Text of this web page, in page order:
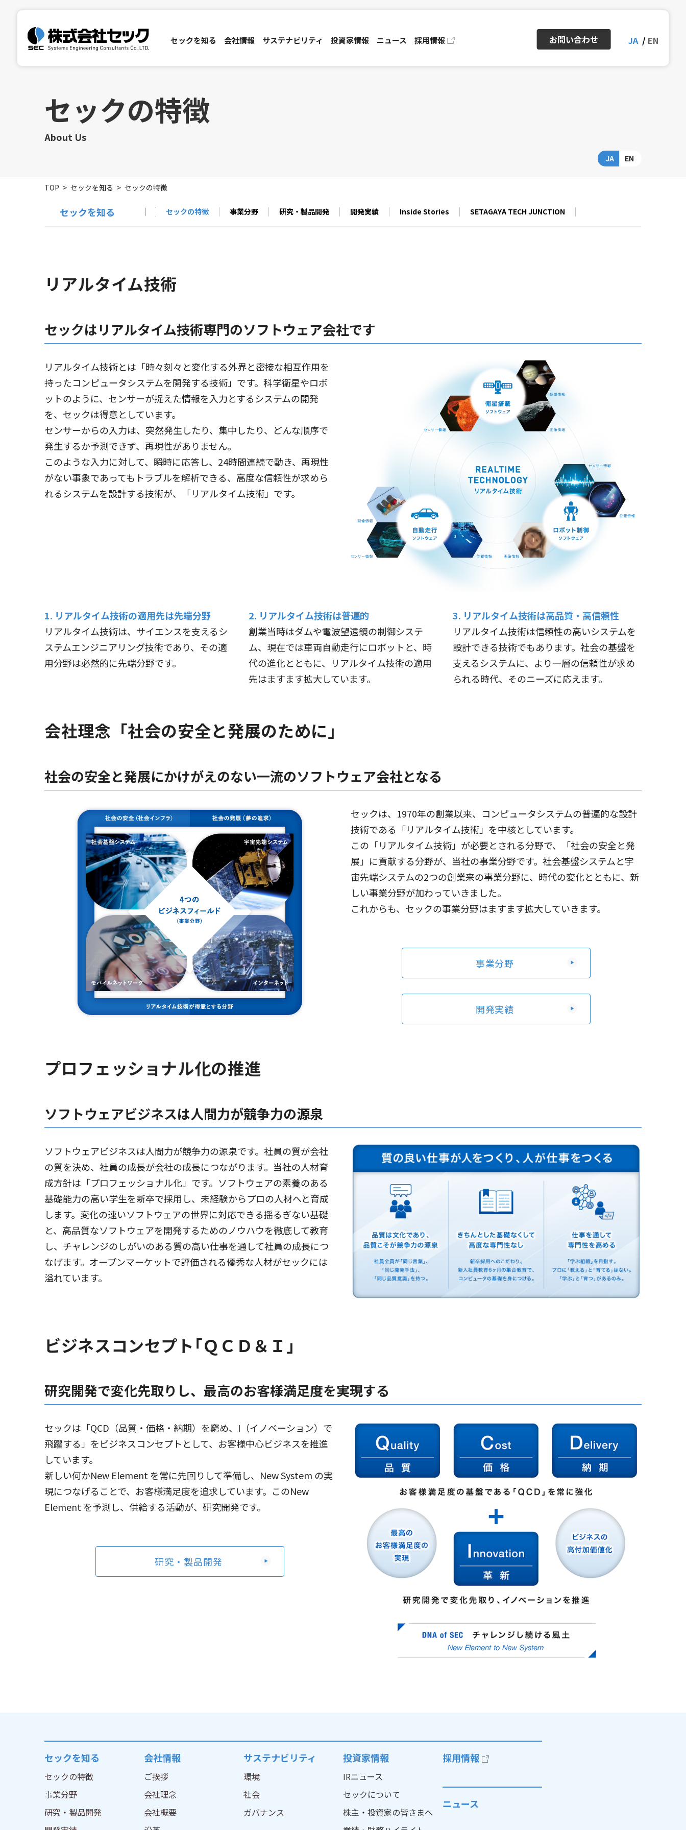
セックの特徴
About Us
JA EN
TOP セックを知る セックの特徴
セックを知る セックの特徴 事業分野 研究・製品開発 開発実績 Inside Stories SETAGAYA TECH JUNCTION
リアルタイム技術
セックはリアルタイム技術専門のソフトウェア会社です
リアルタイム技術とは「時々刻々と変化する外界と密接な相互作用を
持ったコンピュータシステムを開発する技術」です。科学衛星やロボ
ットのように、センサーが捉えた情報を入力とするシステムの開発
を、セックは得意としています。
センサーからの入力は、突然発生したり、集中したり、どんな順序で
発生するか予測できず、再現性がありません。
このような入力に対して、瞬時に応答し、24時間連続で動き、再現性
がない事象であってもトラブルを解析できる、高度な信頼性が求めら
れるシステムを設計する技術が、「リアルタイム技術」です。
1. リアルタイム技術の適用先は先端分野
リアルタイム技術は、サイエンスを支えるシ
ステムエンジニアリング技術であり、その適
用分野は必然的に先端分野です。
2. リアルタイム技術は普遍的
創業当時はダムや電波望遠鏡の制御システ
ム、現在では車両自動走行にロボットと、時
代の進化とともに、リアルタイム技術の適用
先はますます拡大しています。
3. リアルタイム技術は高品質・高信頼性
リアルタイム技術は信頼性の高いシステムを
設計できる技術でもあります。社会の基盤を
支えるシステムに、より一層の信頼性が求め
られる時代、そのニーズに応えます。
会社理念「社会の安全と発展のために」
社会の安全と発展にかけがえのない一流のソフトウェア会社となる
セックは、1970年の創業以来、コンピュータシステムの普遍的な設計
技術である「リアルタイム技術」を中核としています。
この「リアルタイム技術」が必要とされる分野で、「社会の安全と発
展」に貢献する分野が、当社の事業分野です。社会基盤システムと宇
宙先端システムの2つの創業来の事業分野に、時代の変化とともに、新
しい事業分野が加わっていきました。
これからも、セックの事業分野はますます拡大していきます。
事業分野
開発実績
プロフェッショナル化の推進
ソフトウェアビジネスは人間力が競争力の源泉
ソフトウェアビジネスは人間力が競争力の源泉です。社員の質が会社
の質を決め、社員の成長が会社の成長につながります。当社の人材育
成方針は「プロフェッショナル化」です。ソフトウェアの素養のある
基礎能力の高い学生を新卒で採用し、未経験からプロの人材へと育成
します。変化の速いソフトウェアの世界に対応できる揺るぎない基礎
と、高品質なソフトウェアを開発するためのノウハウを徹底して教育
し、チャレンジのしがいのある質の高い仕事を通して社員の成長につ
なげます。オープンマーケットで評価される優秀な人材がセックには
溢れています。
ビジネスコンセプト｢ＱＣＤ＆Ｉ｣
研究開発で変化先取りし、最高のお客様満足度を実現する
セックは「QCD（品質・価格・納期）を窮め、I（イノベーション）で
飛躍する」をビジネスコンセプトとして、お客様中心ビジネスを推進
しています。
新しい何かNew Element を常に先回りして準備し、New System の実
現につなげることで、お客様満足度を追求しています。このNew
Element を予測し、供給する活動が、研究開発です。
研究・製品開発
セックを知る
セックの特徴
事業分野
研究・製品開発
会社情報
ご挨拶
会社理念
会社概要
サステナビリティ
環境
社会
ガバナンス
投資家情報
IRニュース
セックについて
株主・投資家の皆さまへ
採用情報
ニュース
お問い合わせ JA EN
セックを知る
セックの特徴
事業分野
研究・製品開発
セックの特徴
会社情報
ご挨拶 会社理念 会社概要 沿革
サステナビリティ
環境 社会 ガバナンス
投資家情報
IRニュース セックについて 株主・投資家の皆さまへ
株主総会
ニュース 採用情報